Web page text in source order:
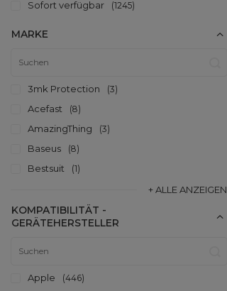
Sofort verfügbar 1245
MARKE
3mk Protection 3
Acefast 8
AmazingThing 3
Baseus 8
Bestsuit 1
+ ALLE ANZEIGEN
KOMPATIBILITÄT -
GERÄTEHERSTELLER
Apple 446